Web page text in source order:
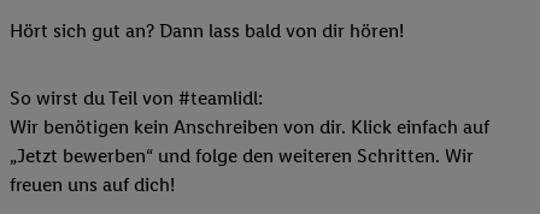
Hört sich gut an? Dann lass bald von dir hören!
So wirst du Teil von #teamlidl:
Wir benötigen kein Anschreiben von dir. Klick einfach auf
„Jetzt bewerben“ und folge den weiteren Schritten. Wir
freuen uns auf dich!